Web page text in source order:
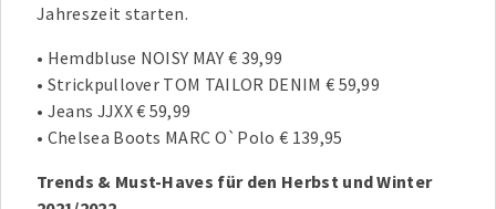
Jahreszeit starten.
• Hemdbluse NOISY MAY € 39,99
• Strickpullover TOM TAILOR DENIM € 59,99
• Jeans JJXX € 59,99
• Chelsea Boots MARC O`Polo € 139,95
Trends & Must-Haves für den Herbst und Winter